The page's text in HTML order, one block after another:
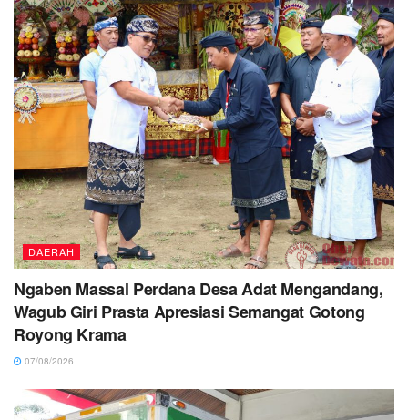
DAERAH
Ngaben Massal Perdana Desa Adat Mengandang,
Wagub Giri Prasta Apresiasi Semangat Gotong
Royong Krama
07/08/2026